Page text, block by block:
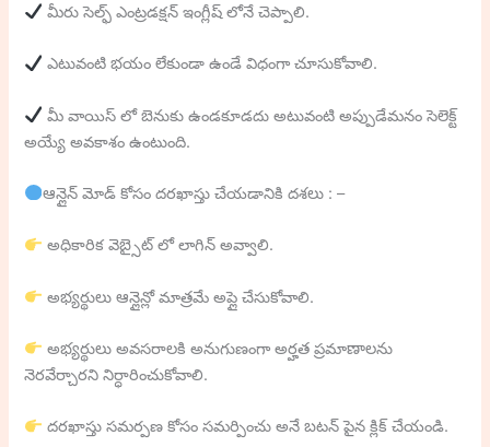
మీరు సెల్ఫ్ ఎంట్రడక్షన్ ఇంగ్లీష్ లోనే చెప్పాలి.
ఎటువంటి భయం లేకుండా ఉండే విధంగా చూసుకోవాలి.
మీ వాయిస్ లో బెనుకు ఉండకూడదు అటువంటి అప్పుడేమనం సెలెక్ట్
అయ్యే అవకాశం ఉంటుంది.
ఆన్లైన్ మోడ్ కోసం దరఖాస్తు చేయడానికి దశలు : –
అధికారిక వెబ్సైట్ లో లాగిన్ అవ్వాలి.
అభ్యర్థులు ఆన్లైన్లో మాత్రమే అప్లై చేసుకోవాలి.
అభ్యర్థులు అవసరాలకి అనుగుణంగా అర్హత ప్రమాణాలను
నెరవేర్చారని నిర్ధారించుకోవాలి.
దరఖాస్తు సమర్పణ కోసం సమర్పించు అనే బటన్ పైన క్లిక్ చేయండి.